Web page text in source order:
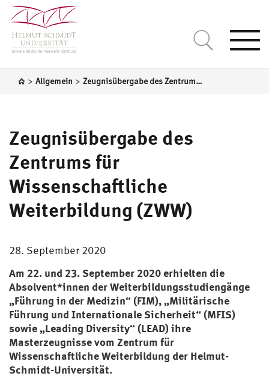
> Allgemein > Zeugnisübergabe des Zentrums für Wissenschaftliche Weiterbildung (ZWW)
Zeugnisübergabe des
Zentrums für
Wissenschaftliche
Weiterbildung (ZWW)
28. September 2020
Am 22. und 23. September 2020 erhielten die
Absolvent*innen der Weiterbildungsstudiengänge
„Führung in der Medizin“ (FIM), „Militärische
Führung und Internationale Sicherheit“ (MFIS)
sowie „Leading Diversity“ (LEAD) ihre
Masterzeugnisse vom Zentrum für
Wissenschaftliche Weiterbildung der Helmut-
Schmidt-Universität.